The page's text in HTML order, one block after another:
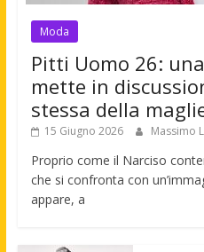
Moda
Pitti Uomo 26:
mette in
stessa della
15 Giugno 2026 Massimo
Proprio come il Narciso
che si confronta con
appare, a